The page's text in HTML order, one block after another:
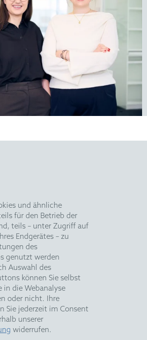
und ähnliche
für den Betrieb der
teils – unter Zugriff auf
Endgerätes – zu
des
genutzt werden
Auswahl des
können Sie selbst
in die Webanalyse
oder nicht. Ihre
Sie jederzeit im Consent
unserer
widerrufen.
|
PartmbB
30 |
|